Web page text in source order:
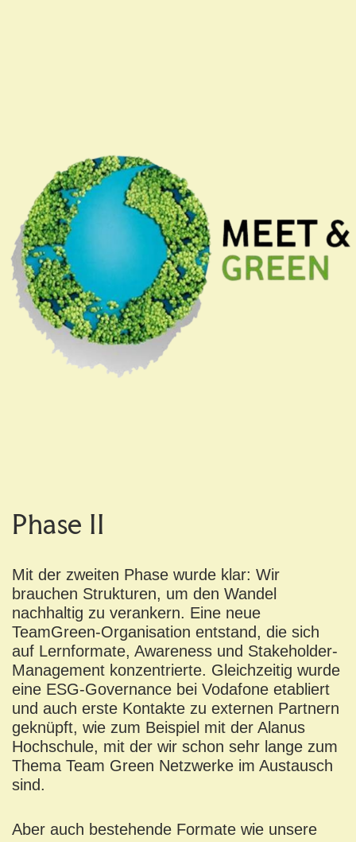
Phase II
Mit der zweiten Phase wurde klar: Wir
brauchen Strukturen, um den Wandel
nachhaltig zu verankern. Eine neue
TeamGreen-Organisation entstand, die sich
auf Lernformate, Awareness und Stakeholder-
Management konzentrierte. Gleichzeitig wurde
eine ESG-Governance bei Vodafone etabliert
und auch erste Kontakte zu externen Partnern
geknüpft, wie zum Beispiel mit der Alanus
Hochschule, mit der wir schon sehr lange zum
Thema Team Green Netzwerke im Austausch
sind.
Aber auch bestehende Formate wie unsere